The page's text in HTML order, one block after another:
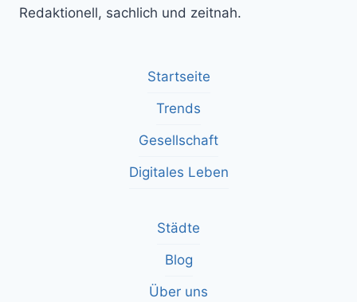
Redaktionell, sachlich und zeitnah.
Startseite
Trends
Gesellschaft
Digitales Leben
Städte
Blog
Über uns